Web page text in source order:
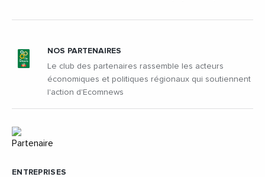
ENTREPRISES
NOS PARTENAIRES
Le club des partenaires rassemble les acteurs
économiques et politiques régionaux qui soutiennent
l'action d'Ecomnews